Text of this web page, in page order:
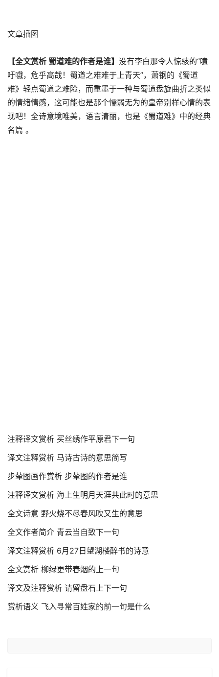
文章插图
【全文赏析 蜀道难的作者是谁】 没有李白那令人惊骇的“噫
吁嚱，危乎高哉！蜀道之难难于上青天”，萧钢的《蜀道
难》轻点蜀道之难险，而重墨于一种与蜀道盘旋曲折之类似
的情绪情感，这可能也是那个懦弱无为的皇帝别样心情的表
现吧！全诗意境唯美，语言清丽，也是《蜀道难》中的经典
名篇 。
注释译文赏析 买丝绣作平原君下一句
译文注释赏析 马诗古诗的意思简写
步辇图画作赏析 步辇图的作者是谁
注释译文赏析 海上生明月天涯共此时的意思
全文诗意 野火烧不尽春风吹又生的意思
全文作者简介 青云当自致下一句
译文注释赏析 6月27日望湖楼醉书的诗意
全文赏析 柳绿更带春烟的上一句
译文及注释赏析 请留盘石上下一句
赏析语义 飞入寻常百姓家的前一句是什么